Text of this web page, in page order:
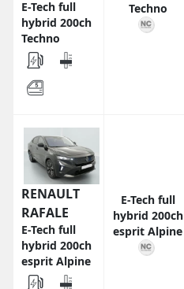
E-Tech full
hybrid 200ch
Techno
Techno
RENAULT
RAFALE
E-Tech full
hybrid 200ch
esprit Alpine
E-Tech full
hybrid 200ch
esprit Alpine